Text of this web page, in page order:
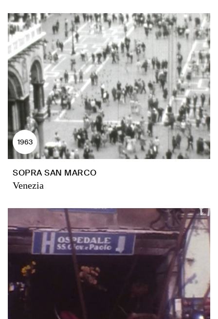
1963
SOPRA SAN MARCO
Venezia